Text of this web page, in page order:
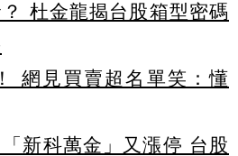
杜金龍揭台股箱型密碼
網見買賣超名單笑：懂
新科萬金」又漲停 台股